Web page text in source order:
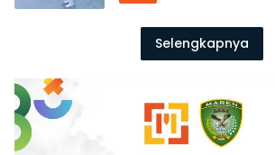
Selengkapnya